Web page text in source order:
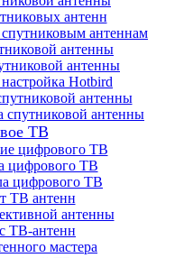
антенн
антеннам
антенны
антенны
Hotbird
антенны
спутниковой антенны
ТВ
цифрового ТВ
цифрового ТВ
цифрового ТВ
ТВ антенн
антенны
ТВ-антенн
мастера